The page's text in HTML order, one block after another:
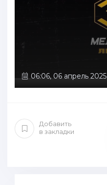
06:06, 06 апрель 2025
Добавить
в закладки